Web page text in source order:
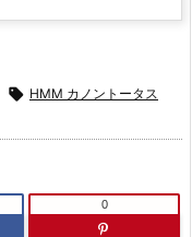
 HMM カノントータス
0